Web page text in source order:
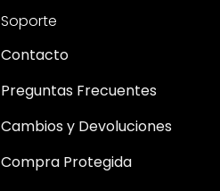
Soporte
Contacto
Preguntas Frecuentes
Cambios y Devoluciones
Compra Protegida